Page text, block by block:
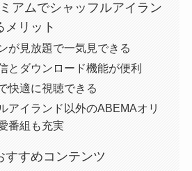
アムでシャッフルアイラン
メリット
が見放題で一気見できる
とダウンロード機能が便利
快適に視聴できる
アイランド以外のABEMAオリ
番組も充実
すすめコンテンツ